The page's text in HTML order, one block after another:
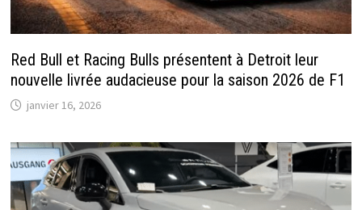
Red Bull et Racing Bulls présentent à Detroit leur
nouvelle livrée audacieuse pour la saison 2026 de F1
janvier 16, 2026